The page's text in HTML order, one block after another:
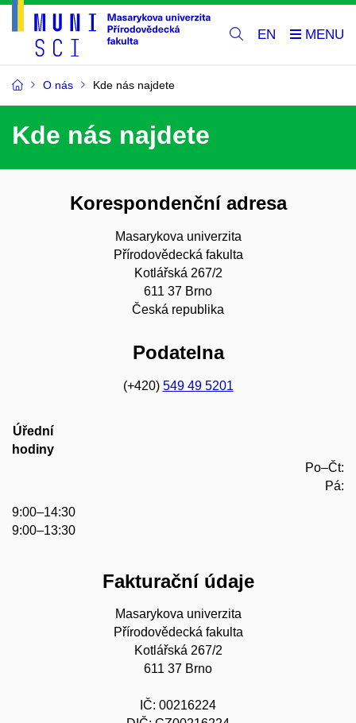
EN
O nás Kde nás najdete
Kde nás najdete
Korespondenční adresa
Masarykova univerzita
Přírodovědecká fakulta
Kotlářská 267/2
611 37 Brno
Česká republika
Podatelna
(+420) 549 49 5201
Úřední
hodiny
Po–Čt:
Pá:
9:00–14:30
9:00–13:30
Fakturační údaje
Masarykova univerzita
Přírodovědecká fakulta
Kotlářská 267/2
611 37 Brno
IČ: 00216224